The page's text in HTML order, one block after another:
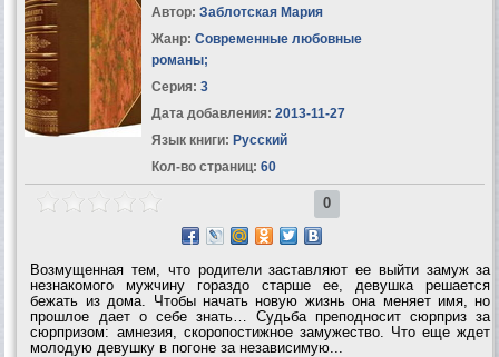
Автор: Заблотская Мария
Жанр: Современные любовные
романы;
Серия: 3
Дата добавления: 2013-11-27
Язык книги: Русский
Кол-во страниц: 60
0
Возмущенная тем, что родители заставляют ее выйти замуж за
незнакомого мужчину гораздо старше ее, девушка решается
бежать из дома. Чтобы начать новую жизнь она меняет имя, но
прошлое дает о себе знать… Судьба преподносит сюрприз за
сюрпризом: амнезия, скоропостижное замужество. Что еще ждет
молодую девушку в погоне за независимую...